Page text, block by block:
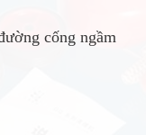
cống ngầm